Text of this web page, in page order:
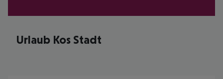
Urlaub Kos Stadt